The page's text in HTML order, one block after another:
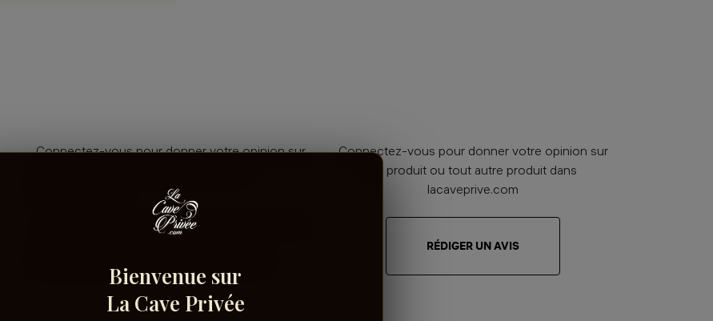
Connectez-vous pour donner votre opinion sur
Les avis que vous soumettez doivent respecter
Connectez-vous pour donner votre opinion sur
ce produit ou tout autre produit dans
lacaveprive.com
RÉDIGER UN AVIS
Bienvenue sur
La Cave Privée